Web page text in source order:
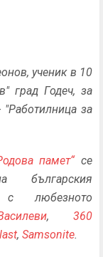
ученик в 10
град Годеч, за
"Работилница за
памет“ се
българския
, 360
, Samsonite.